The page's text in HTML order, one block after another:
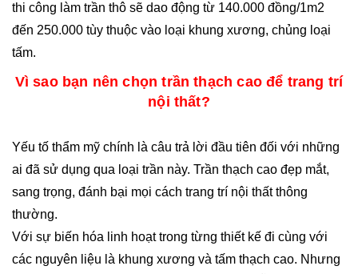
thi công làm trần thô sẽ dao động từ 140.000 đồng/1m2
đến 250.000 tùy thuộc vào loại khung xương, chủng loại
tấm.
Vì sao bạn nên chọn trần thạch cao để trang trí
nội thất?
Yếu tố thẩm mỹ chính là câu trả lời đầu tiên đối với những
ai đã sử dụng qua loại trần này. Trần thạch cao đẹp mắt,
sang trọng, đánh bại mọi cách trang trí nội thất thông
thường.
Với sự biến hóa linh hoạt trong từng thiết kế đi cùng với
các nguyên liệu là khung xương và tấm thạch cao. Nhưng